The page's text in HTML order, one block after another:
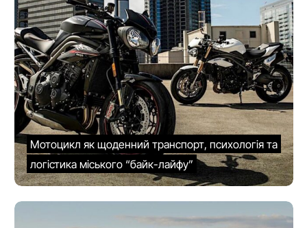
Мотоцикл як щоденний транспорт, психологія та
логістика міського “байк-лайфу”